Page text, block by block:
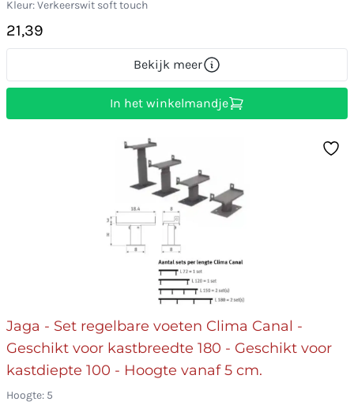
Kleur: Verkeerswit soft touch
21,39
Bekijk meer
In het winkelmandje
Jaga - Set regelbare voeten Clima Canal -
Geschikt voor kastbreedte 180 - Geschikt voor
kastdiepte 100 - Hoogte vanaf 5 cm.
Hoogte: 5